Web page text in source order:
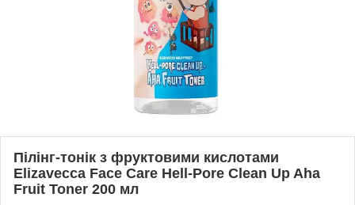
Пілінг-тонік з фруктовими кислотами
Elizavecca Face Care Hell-Pore Clean Up Aha
Fruit Toner 200 мл